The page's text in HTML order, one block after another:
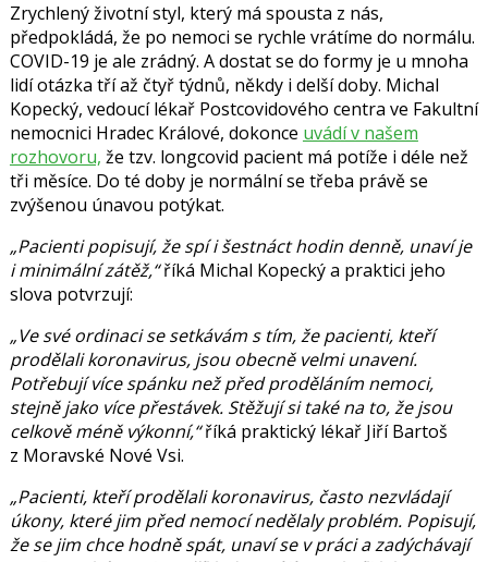
Zrychlený životní styl, který má spousta z nás,
předpokládá, že po nemoci se rychle vrátíme do normálu.
COVID-19 je ale zrádný. A dostat se do formy je u mnoha
lidí otázka tří až čtyř týdnů, někdy i delší doby. Michal
Kopecký, vedoucí lékař Postcovidového centra ve Fakultní
nemocnici Hradec Králové, dokonce uvádí v našem
rozhovoru, že tzv. longcovid pacient má potíže i déle než
tři měsíce. Do té doby je normální se třeba právě se
zvýšenou únavou potýkat.
„Pacienti popisují, že spí i šestnáct hodin denně, unaví je
i minimální zátěž,“říká Michal Kopecký a praktici jeho
slova potvrzují:
„Ve své ordinaci se setkávám s tím, že pacienti, kteří
prodělali koronavirus, jsou obecně velmi unavení.
Potřebují více spánku než před proděláním nemoci,
stejně jako více přestávek. Stěžují si také na to, že jsou
celkově méně výkonní,“říká praktický lékař Jiří Bartoš
z Moravské Nové Vsi.
„Pacienti, kteří prodělali koronavirus, často nezvládají
úkony, které jim před nemocí nedělaly problém. Popisují,
že se jim chce hodně spát, unaví se v práci a zadýchávají